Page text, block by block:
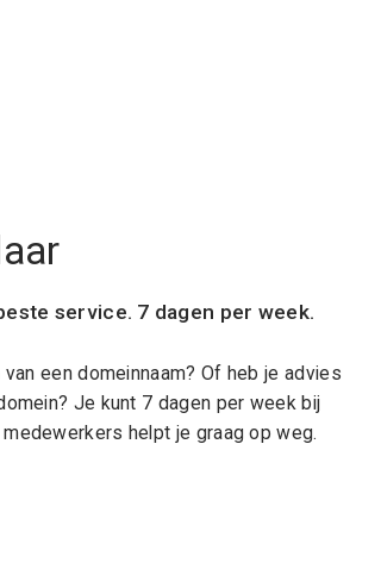
service. 7 dagen per week.
een domeinnaam? Of heb je advies
Je kunt 7 dagen per week bij
helpt je graag op weg.